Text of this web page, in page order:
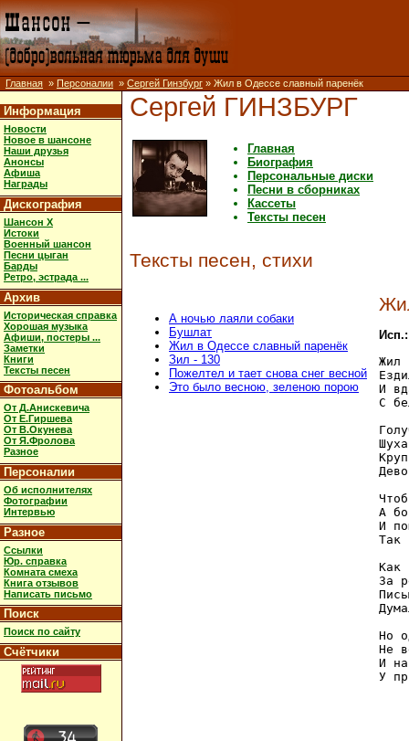
Главная » Персоналии » Сергей Гинзбург » Жил в Одессе славный паренёк
Информация
Новости
Новое в шансоне
Наши друзья
Анонсы
Афиша
Награды
Дискография
Шансон X
Истоки
Военный шансон
Песни цыган
Барды
Ретро, эстрада ...
Архив
Историческая справка
Хорошая музыка
Афиши, постеры ...
Заметки
Книги
Тексты песен
Фотоальбом
От Д.Анискевича
От Е.Гиршева
От В.Окунева
От Я.Фролова
Разное
Персоналии
Об исполнителях
Фотографии
Интервью
Разное
Ссылки
Юр. справка
Комната смеха
Книга отзывов
Написать письмо
Поиск
Поиск по сайту
Счётчики
Сергей ГИНЗБУРГ
Главная
Биография
Персональные диски
Песни в сборниках
Кассеты
Тексты песен
Тексты песен, стихи
А ночью лаяли собаки
Бушлат
Жил в Одессе славный паренёк
Зил - 130
Пожелтел и тает снова снег весной
Это было весною, зеленою порою
Жил
И
С
А
И
Так
Как
За
Но
Не
И
У